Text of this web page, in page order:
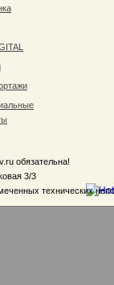
обязательна!
3/3
технических